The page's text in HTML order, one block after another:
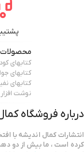
کتابهای
کتابهای
کتابهای
نوشت افزار
درباره فروشگاه
انتشارات كمال انديشه با
كرده است ، ما بيش از دو